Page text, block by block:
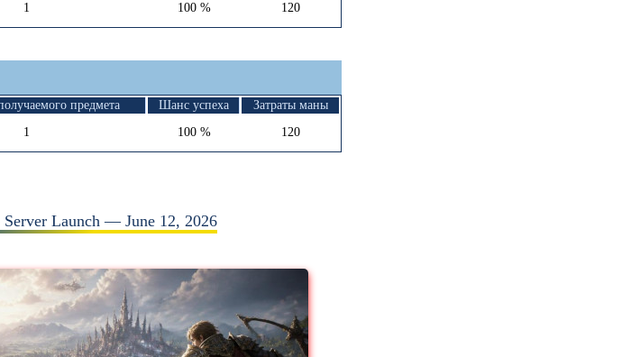
1 100 % 120
предмета Шанс успеха
Затраты маны
1 100 % 120
Launch — June 12, 2026